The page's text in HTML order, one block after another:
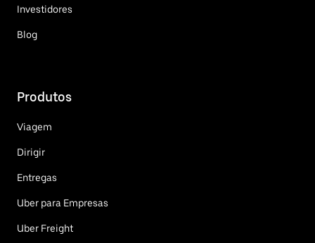
Investidores
Blog
Produtos
Viagem
Dirigir
Entregas
Uber para Empresas
Uber Freight